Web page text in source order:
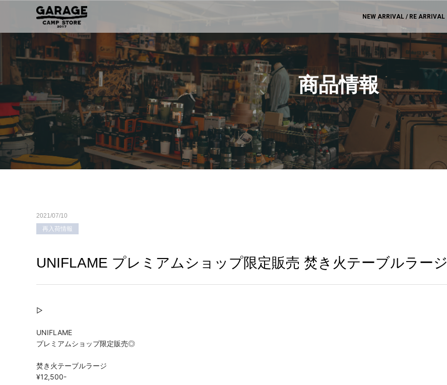
NEW ARRIVAL / RE ARRIVAL
商品情報
2021/07/10
再入荷情報
UNIFLAME プレミアムショップ限定販売 焚き火テーブルラージ
▷
UNIFLAME
プレミアムショップ限定販売◎
焚き火テーブルラージ
¥12,500-